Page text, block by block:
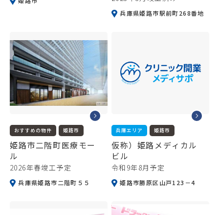
兵庫県姫路市駅前町268番地
おすすめの物件 姫路市
姫路市二階町医療モー
ル
2026年春竣工予定
兵庫県姫路市二階町５５
兵庫エリア 姫路市
仮称）姫路メディカル
ビル
令和9年8月予定
姫路市勝原区山戸123－4